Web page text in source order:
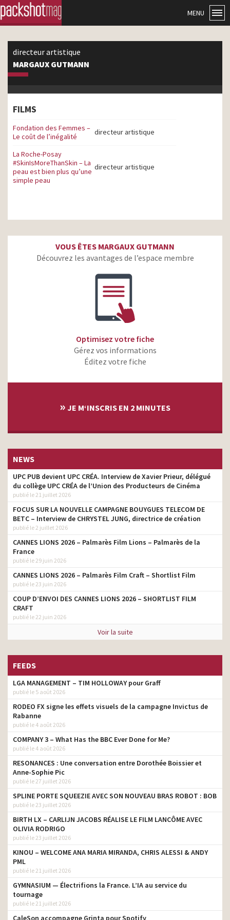
MENU
directeur artistique
MARGAUX GUTMANN
FILMS
Fondation des Femmes –
Le coût de l’inégalité
directeur artistique
La Roche-Posay
#SkinIsMoreThanSkin – La
peau est bien plus qu’une
simple peau
directeur artistique
VOUS ÊTES MARGAUX GUTMANN
Découvrez les avantages de l’espace membre
Optimisez votre fiche
Gérez vos informations
Éditez votre fiche
» JE M‘INSCRIS EN 2 MINUTES
NEWS
UPC PUB devient UPC CRÉA. Interview de Xavier Prieur, délégué
du collège UPC CRÉA de l’Union des Producteurs de Cinéma
publié le 21 juillet 2026
FOCUS SUR LA NOUVELLE CAMPAGNE BOUYGUES TELECOM DE
BETC – Interview de CHRYSTEL JUNG, directrice de création
publié le 2 juillet 2026
CANNES LIONS 2026 – Palmarès Film Lions – Palmarès de la
France
publié le 29 juin 2026
CANNES LIONS 2026 – Palmarès Film Craft – Shortlist Film
publié le 23 juin 2026
COUP D’ENVOI DES CANNES LIONS 2026 – SHORTLIST FILM
CRAFT
publié le 22 juin 2026
Voir la suite
FEEDS
LGA MANAGEMENT – TIM HOLLOWAY pour Graff
publié le 5 août 2026
RODEO FX signe les effets visuels de la campagne Invictus de
Rabanne
publié le 4 août 2026
COMPANY 3 – What Has the BBC Ever Done for Me?
publié le 4 août 2026
RESONANCES : Une conversation entre Dorothée Boissier et
Anne-Sophie Pic
publié le 27 juillet 2026
SPLINE PORTE SQUEEZIE AVEC SON NOUVEAU BRAS ROBOT : BOB
publié le 23 juillet 2026
BIRTH LX – CARLIJN JACOBS RÉALISE LE FILM LANCÔME AVEC
OLIVIA RODRIGO
publié le 23 juillet 2026
KINOU – WELCOME ANA MARIA MIRANDA, CHRIS ALESSI & ANDY
PML
publié le 21 juillet 2026
GYMNASIUM — Électrifions la France. L’IA au service du
tournage
publié le 21 juillet 2026
CaleSon accompagne Grinta pour Spotify